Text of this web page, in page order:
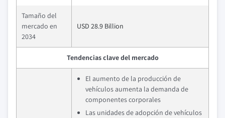
Tamaño del
mercado en
2034
USD 28.9 Billion
Tendencias clave del mercado
El aumento de la producción de
vehículos aumenta la demanda de
componentes corporales
Las unidades de adopción de vehículos